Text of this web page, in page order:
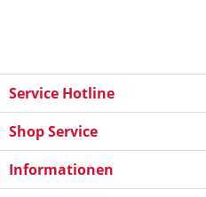
Service Hotline
Shop Service
Informationen